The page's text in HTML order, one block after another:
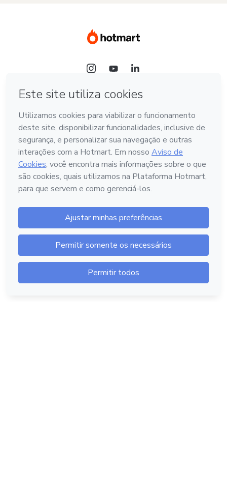
Idioma
Português - Brasil
Hotmart — 2011-2026 © Todos os direitos reservados